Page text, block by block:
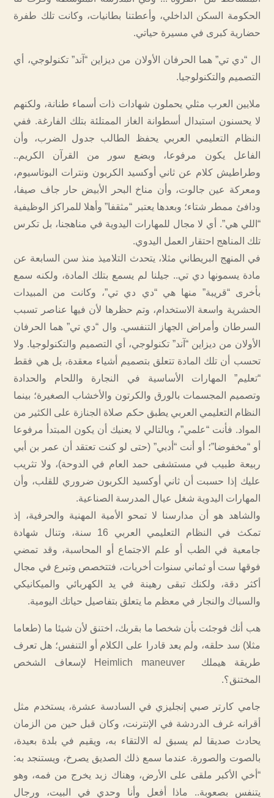
الحكومة السكن الداخلي، وأعطتنا بطانيات، وكانت تلك طفرة
حضارية كبرى في مسيرة حياتي.
ال “دي تي” هما الحرفان الأولان من ديزاين “آند” تكنولوجي، أي
التصميم والتكنولوجيا.
ملايين العرب مثلي يحملون شهادات ذات أسماء طنانة، ولكنهم
لا يحسنون استبدال أسطوانة الغاز الممتلئة بتلك الفارغة. ففي
النظام التعليمي العربي يحفظ الطالب جدول الضرب، وأن
الفاعل يكون مرفوعا، وبضع سور من القرآن الكريم..
وطراطيش كلام عن ثاني أوكسيد الكربون ونترات البوتاسيوم،
ومعركة عين جالوت، وأن مناخ البحر الأبيض حار جاف صيفا،
ودافئ ممطر شتاء؛ وبعدها يعتبر “مثقفا” وأهلا للمراكز الوظيفية
“اللي هي”. أي لا مجال للمهارات اليدوية في مناهجنا، بل تكرس
تلك المناهج احتقار العمل اليدوي.
في المنهج البريطاني مثلا، يتحدث التلاميذ منذ سن السابعة عن
مادة يسمونها دي تي.. جيلنا لم يسمع بتلك المادة، ولكنه سمع
بأخرى “قريبة” منها هي “دي دي تي”، وكانت من المبيدات
الحشرية واسعة الاستخدام، وتم حظرها لأن فيها عناصر تسبب
السرطان وأمراض الجهاز التنفسي. وال “دي تي” هما الحرفان
الأولان من ديزاين “آند” تكنولوجي، أي التصميم والتكنولوجيا. ولا
تحسب أن تلك المادة تتعلق بتصميم أشياء معقدة، بل هي فقط
“تعليم” المهارات الأساسية في النجارة واللحام والحدادة
وتصميم المجسمات بالورق والكرتون والأخشاب الصغيرة؛ بينما
النظام التعليمي العربي يطبق حكم صلاة الجنازة على الكثير من
المواد. فأنت “علمي”، وبالتالي لا يعنيك أن يكون المبتدأ مرفوعا
أو “مخفوضا”؛ أو أنت “أدبي” (حتى لو كنت تعتقد أن عمر بن أبي
ربيعة طبيب في مستشفى حمد العام في الدوحة)، ولا تثريب
عليك إذا حسبت أن ثاني أوكسيد الكربون ضروري للقلب، وأن
المهارات اليدوية شغل عيال المدرسة الصناعية.
والشاهد هو أن مدارسنا لا تمحو الأمية المهنية والحرفية، إذ
تمكث في النظام التعليمي العربي 16 سنة، وتنال شهادة
جامعية في الطب أو علم الاجتماع أو المحاسبة، وقد تمضي
فوقها ست أو ثماني سنوات أخريات، فتتخصص وتبرع في مجال
أكثر دقة، ولكنك تبقى رهينة في يد الكهربائي والميكانيكي
والسباك والنجار في معظم ما يتعلق بتفاصيل حياتك اليومية.
هب أنك فوجئت بأن شخصا ما بقربك، اختنق لأن شيئا ما (طعاما
مثلا) سد حلقه، ولم يعد قادرا على الكلام أو التنفس؛ هل تعرف
طريقة هيملك Heimlich maneuver لإسعاف الشخص
المختنق؟.
جامي كارتر صبي إنجليزي في السادسة عشرة، يستخدم مثل
أقرانه غرف الدردشة في الإنترنت، وكان قبل حين من الزمان
يحادث صديقا لم يسبق له الالتقاء به، ويقيم في بلدة بعيدة،
بالصوت والصورة. عندما سمع ذلك الصديق يصرخ، ويستنجد به:
“أخي الأكبر ملقى على الأرض، وهناك زبد يخرج من فمه، وهو
يتنفس بصعوبة.. ماذا أفعل وأنا وحدي في البيت، ورجال